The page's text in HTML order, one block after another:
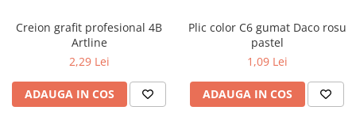
Rigle și Echere
Raportoare
Compasuri
Truse geometrie
Afaceri și economie
Religie și spiritualitate
Știință și tehnologie
Gastronomie și hobby
Filosofie și eseuri
Jucării pentru apă și baie
Jucării din lemn
Outdoor
Roboți
Creion grafit profesional 4B
Artline
2,29 Lei
ADAUGA IN COS
Plic color C6 gumat Daco rosu
pastel
1,09 Lei
ADAUGA IN COS